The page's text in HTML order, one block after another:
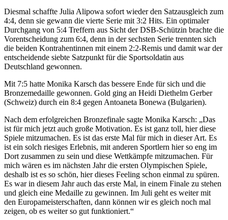
Diesmal schaffte Julia Alipowa sofort wieder den Satzausgleich zum
4:4, denn sie gewann die vierte Serie mit 3:2 Hits. Ein optimaler
Durchgang von 5:4 Treffern aus Sicht der DSB-Schützin brachte die
Vorentscheidung zum 6:4, denn in der sechsten Serie trennten sich
die beiden Kontrahentinnen mit einem 2:2-Remis und damit war der
entscheidende siebte Satzpunkt für die Sportsoldatin aus
Deutschland gewonnen.
Mit 7:5 hatte Monika Karsch das bessere Ende für sich und die
Bronzemedaille gewonnen. Gold ging an Heidi Diethelm Gerber
(Schweiz) durch ein 8:4 gegen Antoaneta Bonewa (Bulgarien).
Nach dem erfolgreichen Bronzefinale sagte Monika Karsch: „Das
ist für mich jetzt auch große Motivation. Es ist ganz toll, hier diese
Spiele mitzumachen. Es ist das erste Mal für mich in dieser Art. Es
ist ein solch riesiges Erlebnis, mit anderen Sportlern hier so eng im
Dort zusammen zu sein und diese Wettkämpfe mitzumachen. Für
mich wären es im nächsten Jahr die ersten Olympischen Spiele,
deshalb ist es so schön, hier dieses Feeling schon einmal zu spüren.
Es war in diesem Jahr auch das erste Mal, in einem Finale zu stehen
und gleich eine Medaille zu gewinnen. Im Juli geht es weiter mit
den Europameisterschaften, dann können wir es gleich noch mal
zeigen, ob es weiter so gut funktioniert.“